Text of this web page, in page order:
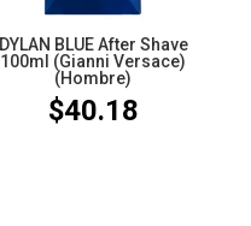
DYLAN BLUE After Shave
100ml (Gianni Versace)
(Hombre)
$40.18